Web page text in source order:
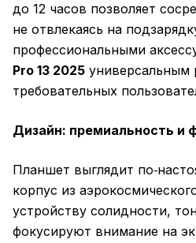
до 12 часов позволяет
не отвлекаясь на
профессиональными
Pro 13 2025
требовательных
Дизайн: премиальность и
Планшет выглядит
корпус из
устройству солидности,
фокусируют внимание на